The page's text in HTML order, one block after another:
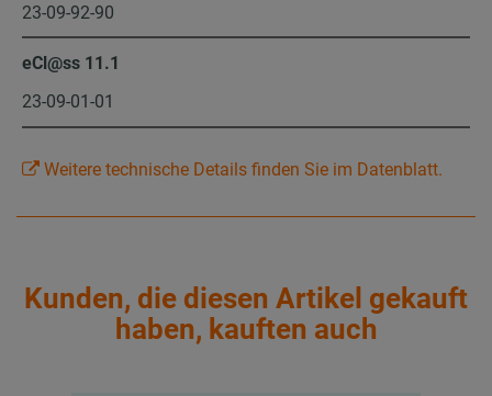
23-09-92-90
eCl@ss 11.1
23-09-01-01
Weitere technische Details finden Sie im Datenblatt.
Kunden, die diesen Artikel gekauft
haben, kauften auch